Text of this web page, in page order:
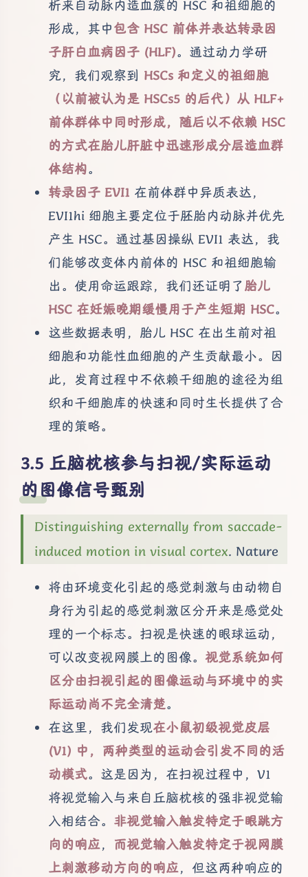
析来自动脉内造血簇的 HSC 和祖细胞的
形成，其中包含 HSC 前体并表达转录因
子肝白血病因子 (HLF)。通过动力学研
究，我们观察到 HSCs 和定义的祖细胞
（以前被认为是 HSCs5 的后代）从 HLF+
前体群体中同时形成，随后以不依赖 HSC
的方式在胎儿肝脏中迅速形成分层造血群
体结构。
转录因子 EVI1 在前体群中异质表达，
EVI1hi 细胞主要定位于胚胎内动脉并优先
产生 HSC。通过基因操纵 EVI1 表达，我
们能够改变体内前体的 HSC 和祖细胞输
出。使用命运跟踪，我们还证明了胎儿
HSC 在妊娠晚期缓慢用于产生短期 HSC。
这些数据表明，胎儿 HSC 在出生前对祖
细胞和功能性血细胞的产生贡献最小。因
此，发育过程中不依赖干细胞的途径为组
织和干细胞库的快速和同时生长提供了合
理的策略。
丘脑枕核参与扫视/实际运动
的图像信号甄别
Distinguishing externally from saccade-
induced motion in visual cortex. Nature
将由环境变化引起的感觉刺激与由动物自
身行为引起的感觉刺激区分开来是感觉处
理的一个标志。扫视是快速的眼球运动，
可以改变视网膜上的图像。 视觉系统如何
区分由扫视引起的图像运动与环境中的实
际运动尚不完全清楚。
在这里，我们发现在小鼠初级视觉皮层
(V1) 中，两种类型的运动会引发不同的活
动模式。这是因为，在扫视过程中，V1
将视觉输入与来自丘脑枕核的强非视觉输
入相结合。 非视觉输入触发特定于眼跳方
向的响应， 而视觉输入触发特定于视网膜
上刺激移动方向的响应，但这两种响应的